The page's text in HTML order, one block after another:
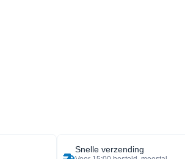
Snelle verzending